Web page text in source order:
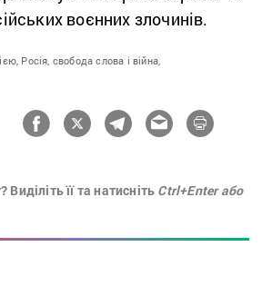
воєнних злочинів.
Росія, свобода слова і війна,
її та натисніть Ctrl+Enter або